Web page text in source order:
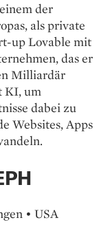
der
als private
up Lovable mit
das er
Milliardär
KI, um
dabei zu
Websites, Apps
• USA